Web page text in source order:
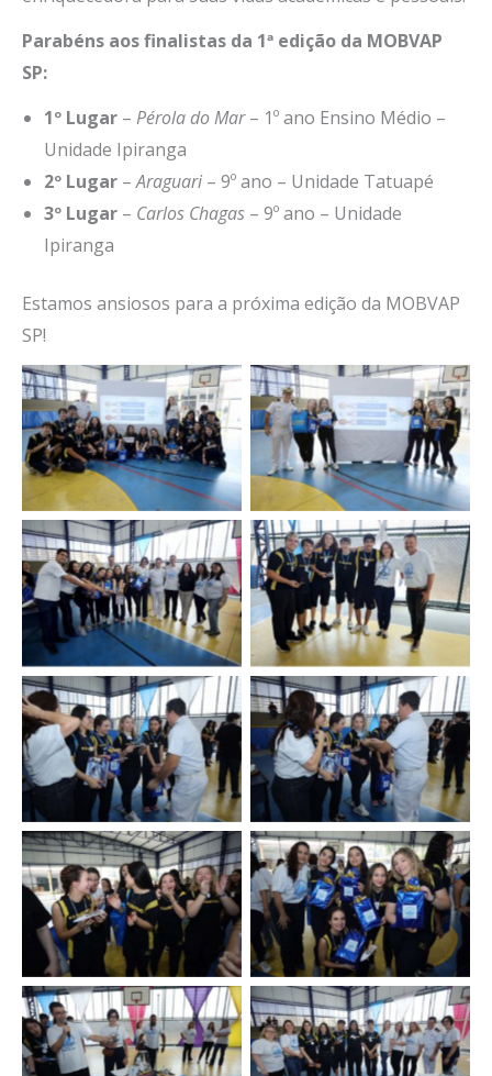
Parabéns aos finalistas da 1ª edição da MOBVAP
SP:
1º Lugar – Pérola do Mar– 1º ano Ensino Médio –
Unidade Ipiranga
2º Lugar –Araguari – 9º ano – Unidade Tatuapé
3º Lugar – Carlos Chagas – 9º ano – Unidade
Ipiranga
Estamos ansiosos para a próxima edição da MOBVAP
SP!